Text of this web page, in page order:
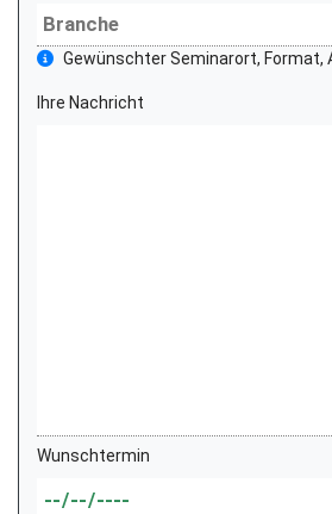
Gewünschter Seminarort, Format,
Ihre Nachricht
Wunschtermin